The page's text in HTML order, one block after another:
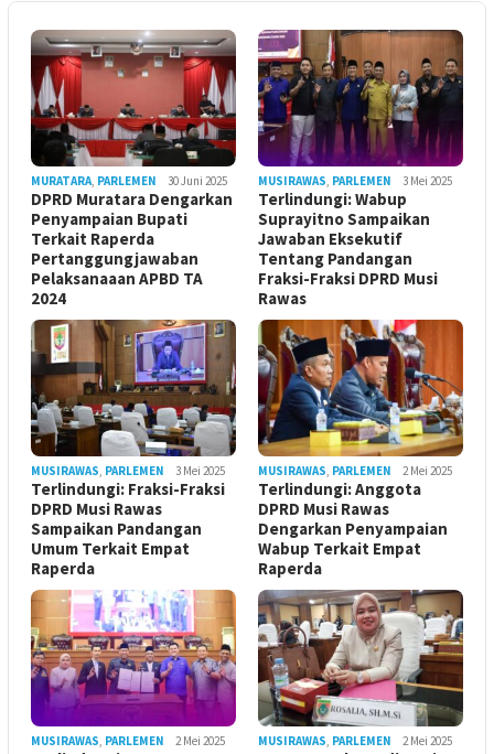
MURATARA, PARLEMEN 30 Juni 2025
DPRD Muratara Dengarkan
Penyampaian Bupati
Terkait Raperda
Pertanggungjawaban
Pelaksanaaan APBD TA
2024
MUSIRAWAS, PARLEMEN 3 Mei 2025
Terlindungi: Wabup
Suprayitno Sampaikan
Jawaban Eksekutif
Tentang Pandangan
Fraksi-Fraksi DPRD Musi
Rawas
MUSIRAWAS, PARLEMEN 3 Mei 2025
Terlindungi: Fraksi-Fraksi
DPRD Musi Rawas
Sampaikan Pandangan
Umum Terkait Empat
Raperda
MUSIRAWAS, PARLEMEN 2 Mei 2025
Terlindungi: Anggota
DPRD Musi Rawas
Dengarkan Penyampaian
Wabup Terkait Empat
Raperda
MUSIRAWAS, PARLEMEN 2 Mei 2025 MUSIRAWAS, PARLEMEN 2 Mei 2025